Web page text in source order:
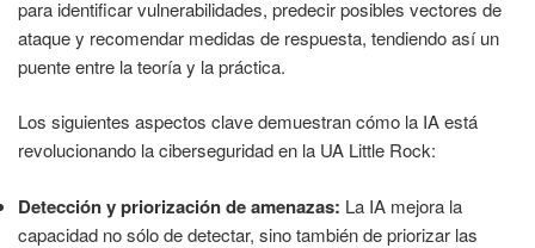
para identificar vulnerabilidades, predecir posibles vectores de
ataque y recomendar medidas de respuesta, tendiendo así un
puente entre la teoría y la práctica.
Los siguientes aspectos clave demuestran cómo la IA está
revolucionando la ciberseguridad en la UA Little Rock:
Detección y priorización de amenazas: La IA mejora la
capacidad no sólo de detectar, sino también de priorizar las